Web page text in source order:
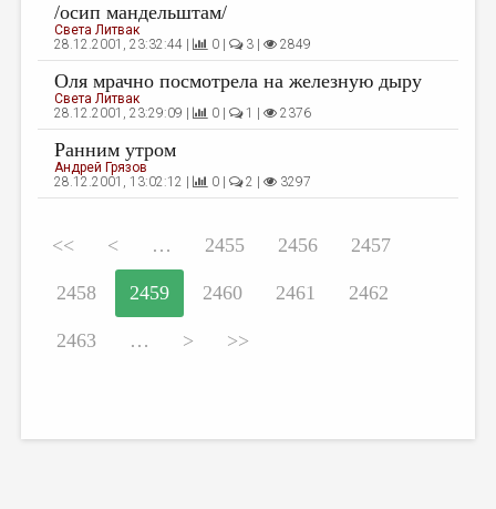
/осип мандельштам/
Света Литвак
28.12.2001, 23:32:44 |
0 | 3 | 2849
Оля мрачно посмотрела на железную дыру
Света Литвак
28.12.2001, 23:29:09 |
0 | 1 | 2376
Ранним утром
Андрей Грязов
28.12.2001, 13:02:12 |
0 | 2 | 3297
<< < … 2455 2456 2457
2458 2459 2460 2461 2462
2463 … > >>